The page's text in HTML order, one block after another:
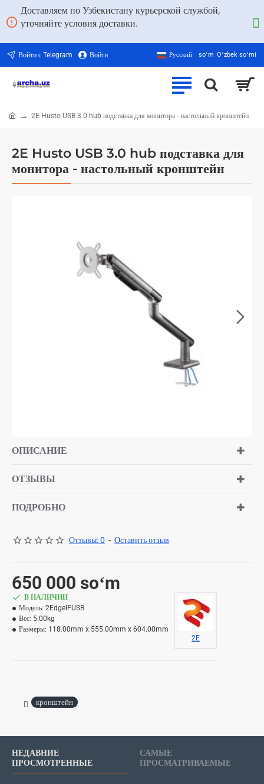
Доставляем по Узбекистану курьерской службой,
уточняйте условия доставки.
Войти с Telegram Войти Русский soʻm Oʻzbek soʻmi
2E Husto USB 3.0 hub подставка для
монитора - настольный кронштейн
2E Husto USB 3.0 hub подставка для монитора - настольный кронштейн
ОПИСАНИЕ
ОТЗЫВЫ
ПОДРОБНО
Отзывы: 0 - Оставить отзыв
650 000 soʻm
В НАЛИЧИИ
Модель: 2EdgeIFUSB
Вес: 5.00kg
Размеры: 118.00mm x 555.00mm x 604.00mm
2E
кронштейн
НЕДАВНИЕ
ПРОСМОТРЕННЫЕ
САМЫЕ
ПРОСМАТРИВАЕМЫЕ